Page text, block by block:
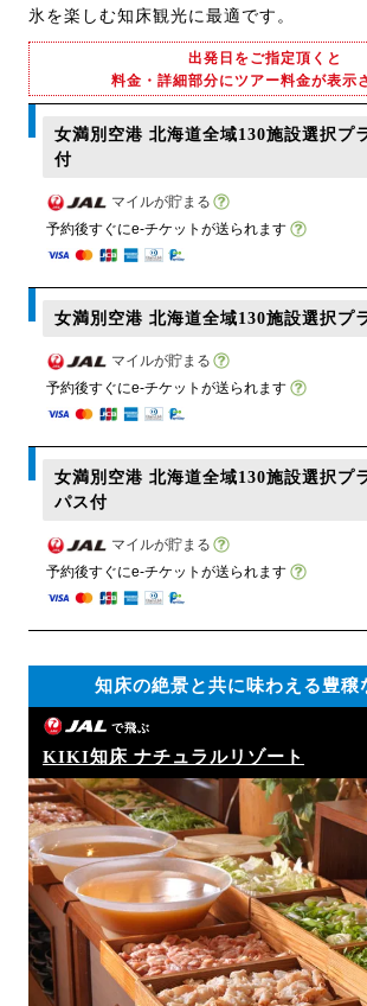
氷を楽しむ知床観光に最適です。
出発日をご指定頂くと
料金・詳細部分にツアー料金が表示
女満別空港 北海道全域130施設選択プ
付
マイルが貯まる
予約後すぐにe-チケットが送られます
女満別空港 北海道全域130施設選択プ
マイルが貯まる
予約後すぐにe-チケットが送られます
女満別空港 北海道全域130施設選択プ
パス付
マイルが貯まる
予約後すぐにe-チケットが送られます
知床の絶景と共に味わえる豊穣
で飛ぶ
KIKI知床 ナチュラルリゾート